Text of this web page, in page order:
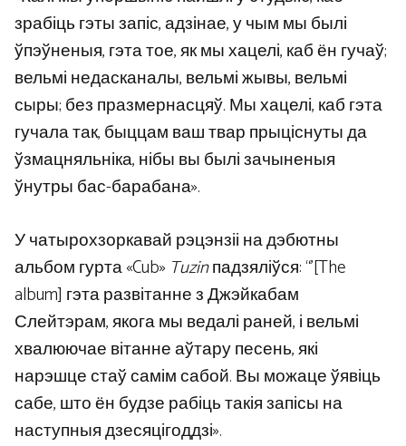
зрабіць гэты запіс, адзінае, у чым мы былі
ўпэўненыя, гэта тое, як мы хацелі, каб ён гучаў;
вельмі недасканалы, вельмі жывы, вельмі
сыры; без празмернасцяў. Мы хацелі, каб гэта
гучала так, быццам ваш твар прыціснуты да
ўзмацняльніка, нібы вы былі зачыненыя
ўнутры бас-барабана».
У чатырохзоркавай рэцэнзіі на дэбютны
альбом гурта «Cub» Tuzinпадзяліўся: “'[The
album] гэта развітанне з Джэйкабам
Слейтэрам, якога мы ведалі раней, і вельмі
хвалюючае вітанне аўтару песень, які
нарэшце стаў самім сабой. Вы можаце ўявіць
сабе, што ён будзе рабіць такія запісы на
наступныя дзесяцігоддзі».